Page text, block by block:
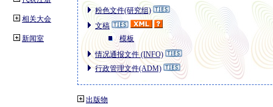
相关大会
新闻室
粉色文件(研究组)
文稿
模板
情况通报文件 (INFO)
行政管理文件(ADM)
出版物